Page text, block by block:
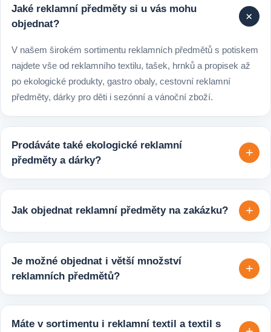
Jaké reklamní předměty si u vás mohu
objednat?
+
V našem širokém sortimentu reklamních předmětů s potiskem
najdete vše od reklamního textilu, tašek, hrnků a propisek až
po ekologické produkty, gastro obaly, cestovní reklamní
předměty, dárky pro děti i sezónní a vánoční zboží.
Prodáváte také ekologické reklamní
předměty a dárky?
+
reklamních předmětů. K dispozici jsou i ekologicky udržitelné
varianty, které jsou vhodné pro firmy, jež chtějí spojit svojí
propagaci s odpovědným přístupem k životnímu prostředí.
Jak objednat reklamní předměty na zakázku? +
počtem kusů a představou o potisku. Následně si s vámi
upřesníme doplňující detaily, doporučíme vhodné varianty
Je možné objednat i větší množství
reklamních předmětů?
+
tisíců kusů pro firmy, eventy, gastro provozy nebo dlouhodobé
Máte v sortimentu i reklamní textil a textil s